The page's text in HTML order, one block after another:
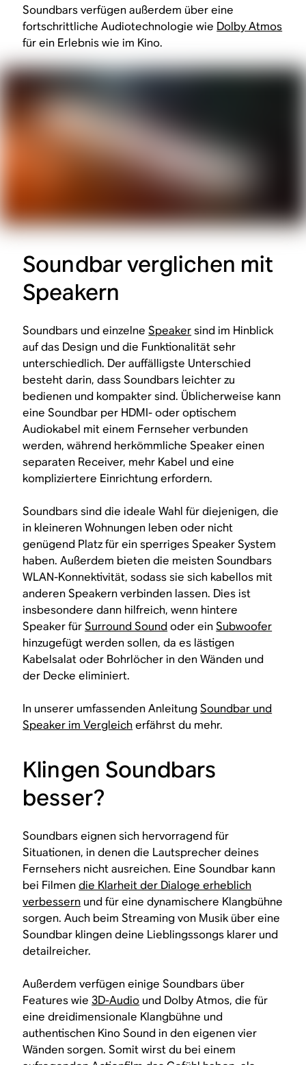
Soundbars verfügen außerdem über eine
fortschrittliche Audiotechnologie wie Dolby Atmos
für ein Erlebnis wie im Kino.
Soundbar verglichen mit
Speakern
Soundbars und einzelneSpeakersind im Hinblick
auf das Design und die Funktionalität sehr
unterschiedlich. Der auffälligste Unterschied
besteht darin, dass Soundbars leichter zu
bedienen und kompakter sind. Üblicherweise kann
eine Soundbar per HDMI- oder optischem
Audiokabel mit einem Fernseher verbunden
werden, während herkömmliche Speaker einen
separaten Receiver, mehr Kabel und eine
kompliziertere Einrichtung erfordern.
Soundbars sind die ideale Wahl für diejenigen, die
in kleineren Wohnungen leben oder nicht
genügend Platz für ein sperriges Speaker System
haben. Außerdem bieten die meisten Soundbars
WLAN-Konnektivität, sodass sie sich kabellos mit
anderen Speakern verbinden lassen. Dies ist
insbesondere dann hilfreich, wenn hintere
Speaker fürSurround Sound oder einSubwoofer
hinzugefügt werden sollen, da es lästigen
Kabelsalat oder Bohrlöcher in den Wänden und
der Decke eliminiert.
In unserer umfassenden AnleitungSoundbar und
Speaker im Vergleicherfährst du mehr.
Klingen Soundbars
besser?
Soundbars eignen sich hervorragend für
Situationen, in denen die Lautsprecher deines
Fernsehers nicht ausreichen. Eine Soundbar kann
bei Filmendie Klarheit der Dialoge erheblich
verbessern und für eine dynamischere Klangbühne
sorgen. Auch beim Streaming von Musik über eine
Soundbar klingen deine Lieblingssongs klarer und
detailreicher.
Außerdem verfügen einige Soundbars über
Features wie 3D-Audio und Dolby Atmos, die für
eine dreidimensionale Klangbühne und
authentischen Kino Sound in den eigenen vier
Wänden sorgen. Somit wirst du bei einem